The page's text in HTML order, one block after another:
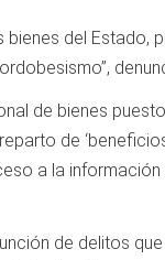
del Estado,
de bienes
de
a la
de delitos